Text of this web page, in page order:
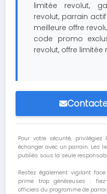
limitée revolut,
revolut, parrain
meilleure offre
code promo
revolut, offre limitée
Pour votre sécurité, privilégiez
échanger avec un parrain. Les
publiés sous la seule
Restez également vigilant
prime trop généreuses :
officiels du programme de